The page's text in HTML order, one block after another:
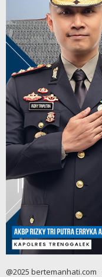
@2025 bertemanhati.com